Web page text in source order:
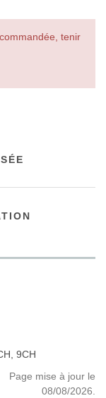
tenir
9CH
Page mise à jour le
08/08/2026.